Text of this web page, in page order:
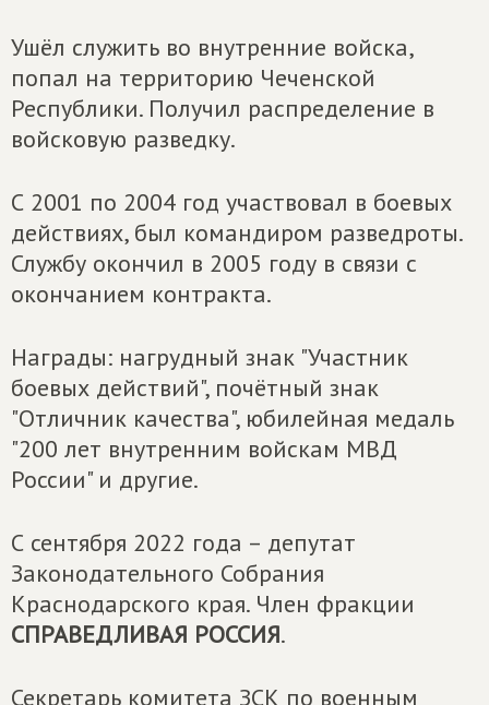
Ушёл служить во внутренние войска,
попал на территорию Чеченской
Республики. Получил распределение в
войсковую разведку.
С 2001 по 2004 год участвовал в боевых
действиях, был командиром разведроты.
Службу окончил в 2005 году в связи с
окончанием контракта.
Награды: нагрудный знак "Участник
боевых действий", почётный знак
"Отличник качества", юбилейная медаль
"200 лет внутренним войскам МВД
России" и другие.
С сентября 2022 года – депутат
Законодательного Собрания
Краснодарского края. Член фракции
СПРАВЕДЛИВАЯ РОССИЯ.
Секретарь комитета ЗСК по военным